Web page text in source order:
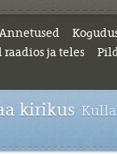
raadios ja teles
kirikus